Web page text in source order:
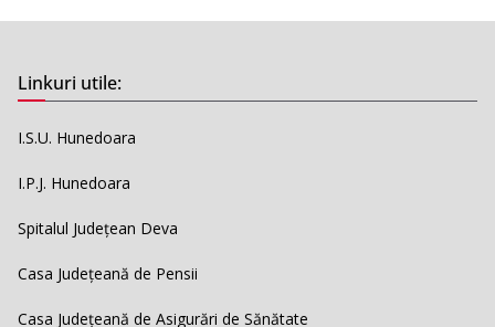
Linkuri utile:
I.S.U. Hunedoara
I.P.J. Hunedoara
Spitalul Județean Deva
Casa Județeană de Pensii
Casa Județeană de Asigurări de Sănătate